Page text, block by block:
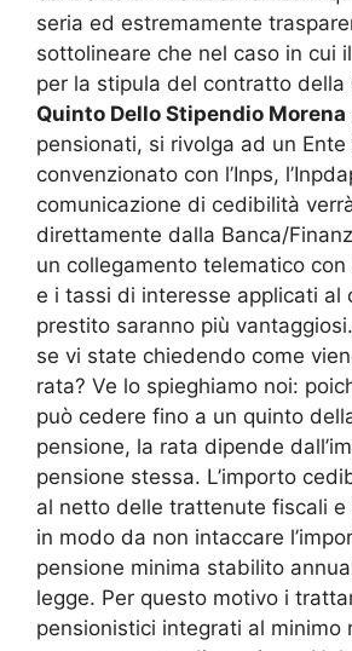
seria ed estremamente
sottolineare che nel caso in cui
per la stipula del contratto della
Quinto Dello Stipendio Morena
pensionati, si rivolga ad un
convenzionato con l’Inps,
comunicazione di cedibilità
direttamente dalla Banca/
un collegamento telematico con
e i tassi di interesse applicati al
prestito saranno più
se vi state chiedendo come
rata? Ve lo spieghiamo noi:
può cedere fino a un quinto
pensione, la rata dipende
pensione stessa. L’importo
al netto delle trattenute fiscali e
in modo da non intaccare
pensione minima stabilito
legge. Per questo motivo i
pensionistici integrati al minimo